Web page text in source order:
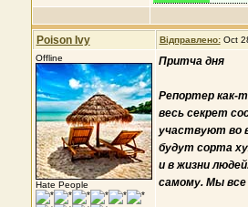
Poison Ivy Відправлено: Oct
Offline
Hate People
Притча дня
Репортер как-
весь сек­рет
участвуют во
будут сорта
и в жизни
самому. Мы все